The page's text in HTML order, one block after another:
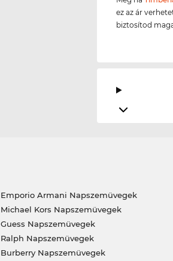
ez az ár
biztosítod
Emporio Armani Napszemüvegek
Michael Kors Napszemüvegek
Guess Napszemüvegek
Ralph Napszemüvegek
Burberry Napszemüvegek